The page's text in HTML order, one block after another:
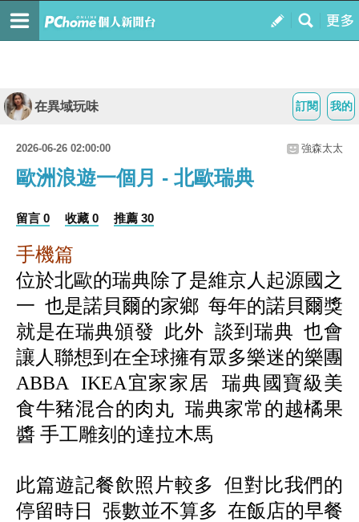
我的
訂閱
在異域玩味
2026-06-26 02:00:00 強森太太
歐洲浪遊一個月 - 北歐瑞典
留言 0 收藏 0 推薦 30
手機篇
位於北歐的瑞典除了是維京人起源國之
一 也是諾貝爾的家鄉 每年的諾貝爾獎
就是在瑞典頒發 此外 談到瑞典 也會
讓人聯想到在全球擁有眾多樂迷的樂團
ABBA IKEA宜家家居 瑞典國寶級美
食牛豬混合的肉丸 瑞典家常的越橘果
醬 手工雕刻的達拉木馬
此篇遊記餐飲照片較多 但對比我們的
停留時日 張數並不算多 在飯店的早餐